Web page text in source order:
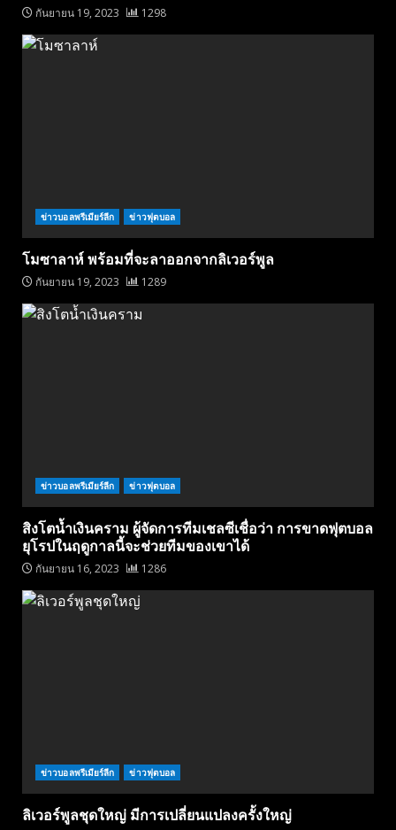
กันยายน 19, 2023 1298
ข่าวบอลพรีเมียร์ลีก ข่าวฟุตบอล
โมซาลาห์ พร้อมที่จะลาออกจากลิเวอร์พูล
กันยายน 19, 2023 1289
ข่าวบอลพรีเมียร์ลีก ข่าวฟุตบอล
สิงโตน้ำเงินคราม ผู้จัดการทีมเชลซีเชื่อว่า การขาดฟุตบอล
ยุโรปในฤดูกาลนี้จะช่วยทีมของเขาได้
กันยายน 16, 2023 1286
ข่าวบอลพรีเมียร์ลีก ข่าวฟุตบอล
ลิเวอร์พูลชุดใหญ่ มีการเปลี่ยนแปลงครั้งใหญ่